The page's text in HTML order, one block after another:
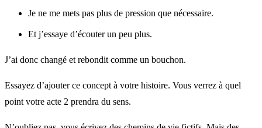
Je ne me mets pas plus de pression que nécessaire.
Et j’essaye d’écouter un peu plus.
J’ai donc changé et rebondit comme un bouchon.
Essayez d’ajouter ce concept à votre histoire. Vous verrez à quel
point votre acte 2 prendra du sens.